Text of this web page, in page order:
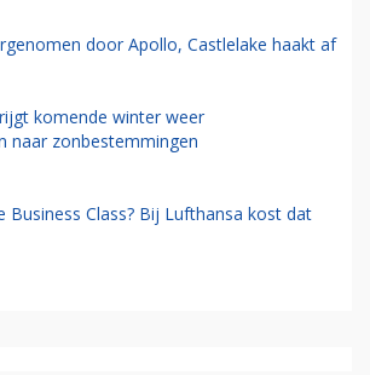
door Apollo, Castlelake haakt af
komende winter weer
naar zonbestemmingen
Business Class? Bij Lufthansa kost dat